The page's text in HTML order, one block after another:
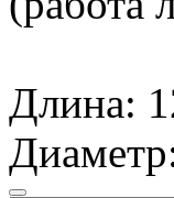
Длина: